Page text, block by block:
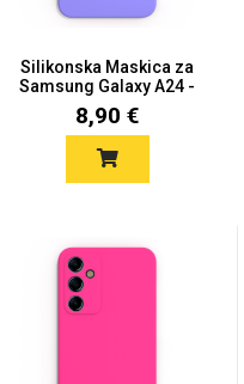
Silikonska Maskica za
Samsung Galaxy A24 -
Svi...
8,90 €
Halloween
motivi